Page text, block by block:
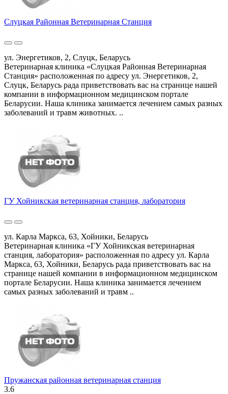
Слуцкая Районная Ветеринарная Станция
ул. Энергетиков, 2, Слуцк, Беларусь
Ветеринарная клиника «Слуцкая Районная Ветеринарная
Станция» расположенная по адресу ул. Энергетиков, 2,
Слуцк, Беларусь рада приветствовать вас на странице нашей
компании в информационном медицинском портале
Беларусии. Наша клиника занимается лечением самых разных
заболеваний и травм животных. ..
ГУ Хойникская ветеринарная станция, лаборатория
ул. Карла Маркса, 63, Хойники, Беларусь
Ветеринарная клиника «ГУ Хойникская ветеринарная
станция, лаборатория» расположенная по адресу ул. Карла
Маркса, 63, Хойники, Беларусь рада приветствовать вас на
странице нашей компании в информационном медицинском
портале Беларусии. Наша клиника занимается лечением
самых разных заболеваний и травм ..
Пружанская районная ветеринарная станция
3.6